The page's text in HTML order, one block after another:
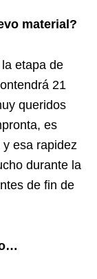
material?
etapa de
21
queridos
es
esa rapidez
durante la
de fin de